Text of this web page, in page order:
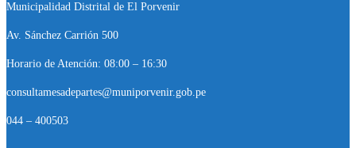
Municipalidad Distrital de El Porvenir
Av. Sánchez Carrión 500
Horario de Atención: 08:00 – 16:30
consultamesadepartes@muniporvenir.gob.pe
044 – 400503